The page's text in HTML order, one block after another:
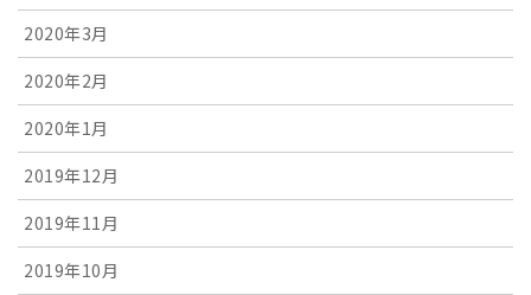
2020年3月
2020年2月
2020年1月
2019年12月
2019年11月
2019年10月